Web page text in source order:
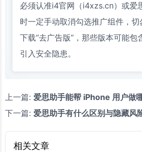
必须认准i4官网（i4xzs.cn）或爱
时一定手动取消勾选推广组件，
下载“去广告版”，那些版本可能包
引入安全隐患。
上一篇: 爱思助手能帮 iPhone 用户做
下一篇: 爱思助手有什么区别与隐藏风
相关文章